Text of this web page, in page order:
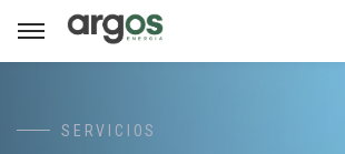
SERVICIOS